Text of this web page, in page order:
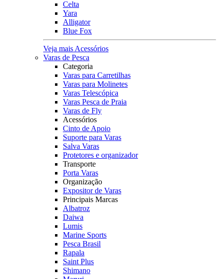
Celta
Yara
Alligator
Blue Fox
Veja mais Acessórios
Varas de Pesca
Categoria
Varas para Carretilhas
Varas para Molinetes
Varas Telescópica
Varas Pesca de Praia
Varas de Fly
Acessórios
Cinto de Apoio
Suporte para Varas
Salva Varas
Protetores e organizador
Transporte
Porta Varas
Organização
Expositor de Varas
Principais Marcas
Albatroz
Daiwa
Lumis
Marine Sports
Pesca Brasil
Rapala
Saint Plus
Shimano